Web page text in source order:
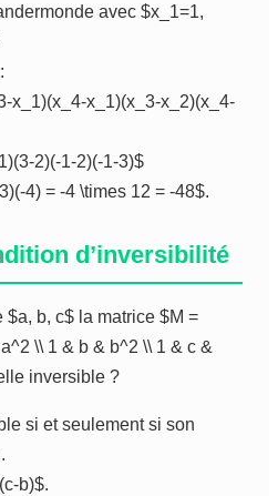
avec $x_1=1,
x_1)(x_4-x_1)(x_3-x_2)(x_4-
2)(-1-2)(-1-3)$
4) = -4 \times 12 = -48$.
d’inversibilité
b, c$ la matrice $M =
\\ 1 & b & b^2 \\ 1 & c &
inversible ?
si et seulement si son
b)$.